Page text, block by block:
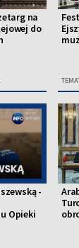
na
do
-
Opieki